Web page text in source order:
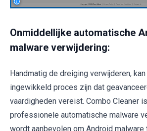
Onmiddellijke automatische
malware verwijdering:
Handmatig de dreiging verwijderen,
ingewikkeld proces zijn dat
vaardigheden vereist. Combo Cleaner
professionele automatische malware
wordt aanbevolen om Android malware